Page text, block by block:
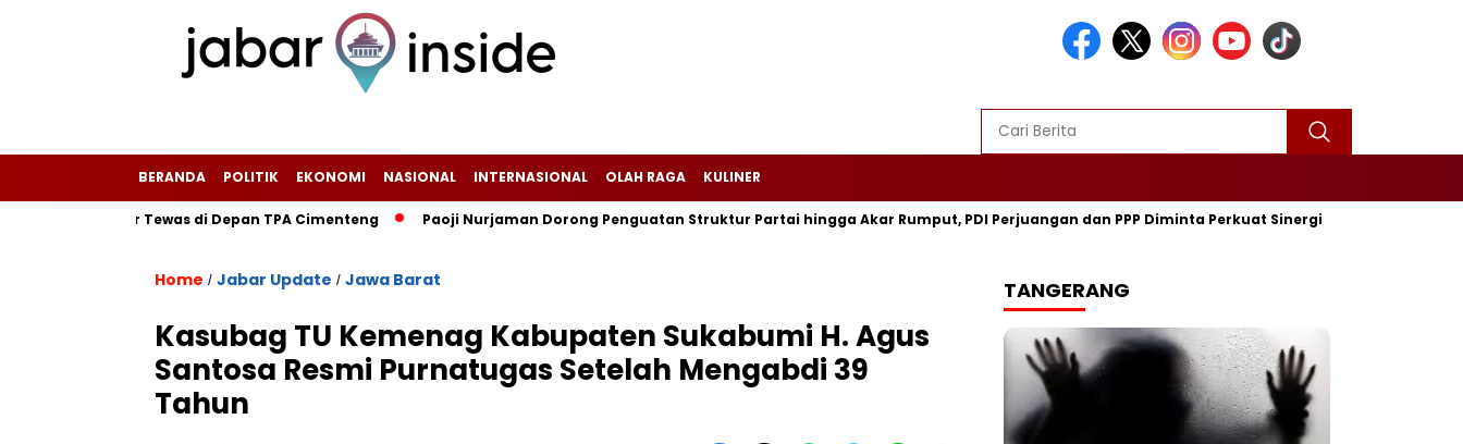
BERANDA POLITIK EKONOMI NASIONAL INTERNASIONAL OLAH RAGA KULINER
Motor Tewas di Depan TPA Cimenteng Paoji Nurjaman Dorong Penguatan Struktur Partai hingga Akar Rumput, PDI Perjuangan dan PPP Diminta Perkuat Sinergi Turnamen Mini
Home / Jabar Update / Jawa Barat
Kasubag TU Kemenag Kabupaten Sukabumi H. Agus
Santosa Resmi Purnatugas Setelah Mengabdi 39
Tahun
TANGERANG